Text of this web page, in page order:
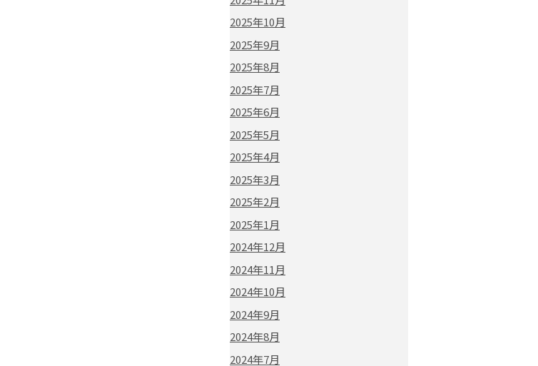
2025年10月
2025年9月
2025年8月
2025年7月
2025年6月
2025年5月
2025年4月
2025年3月
2025年2月
2025年1月
2024年12月
2024年11月
2024年10月
2024年9月
2024年8月
2024年7月